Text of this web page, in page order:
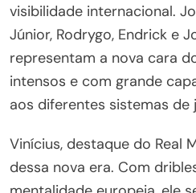
visibilidade internacional.
Júnior, Rodrygo, Endrick e
representam a nova cara
intensos e com grande
aos diferentes sistemas de
Vinícius, destaque do Real
dessa nova era. Com